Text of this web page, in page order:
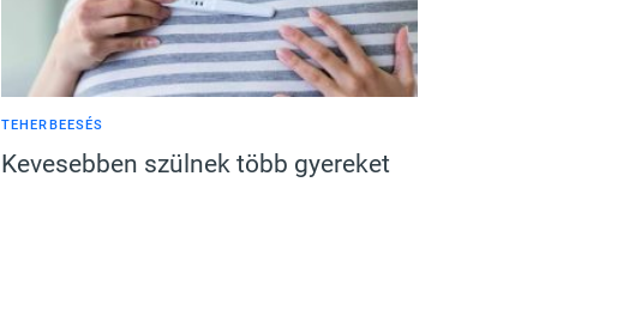
TEHERBEESÉS
Kevesebben szülnek több gyereket